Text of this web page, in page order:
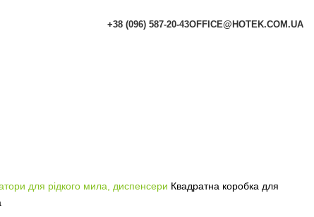
+38 (096) 587-20-43OFFICE@HOTEK.COM.UA
для рідкого мила, диспенсери Квадратна коробка для